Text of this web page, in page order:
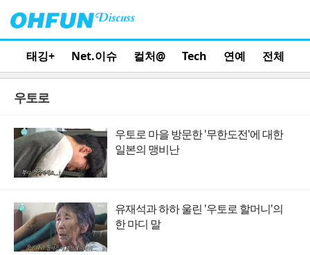
태깅+ Net.이슈 컬처@ Tech 연예 전체
우토로
우토로 마을 방문한 '무한도전'에 대한
일본의 맹비난
유재석과 하하 울린 '우토로 할머니'의
한 마디 말